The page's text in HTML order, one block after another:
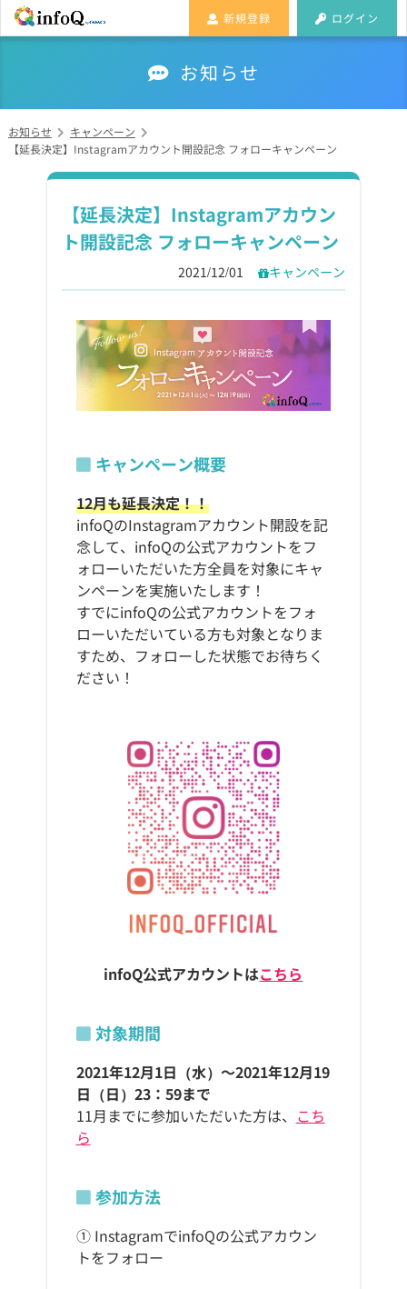
新規登録 ログイン
お知らせ
お知らせ
キャンペーン
【延長決定】Instagramアカウント開設記念 フォローキャンペーン
【延長決定】Instagramアカウン
ト開設記念 フォローキャンペーン
2021/12/01 キャンペーン
キャンペーン概要
12月も延長決定！！
infoQのInstagramアカウント開設を記
念して、infoQの公式アカウントをフ
ォローいただいた方全員を対象にキャ
ンペーンを実施いたします！
すでにinfoQの公式アカウントをフォ
ローいただいている方も対象となりま
すため、フォローした状態でお待ちく
ださい！
infoQ公式アカウントはこちら
対象期間
2021年12月1日（水）～2021年12月19
日（日）23：59まで
11月までに参加いただいた方は、 こち
ら
参加方法
① InstagramでinfoQの公式アカウン
トをフォロー